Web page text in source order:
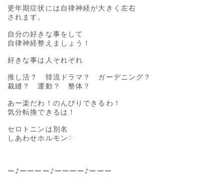
更年期症状には自律神経が大きく左右
されます。
自分の好きな事をして
自律神経整えましょう！
好きな事は人それぞれ
推し活？　韓流ドラマ？　ガーデニング？
裁縫？　運動？　整体？
あー楽だわ！のんびりできるわ！
気分転換できるは！
セロトニンは別名
しあわせホルモン♡
ー♪ーーーー♪ーーーー♪ーーー